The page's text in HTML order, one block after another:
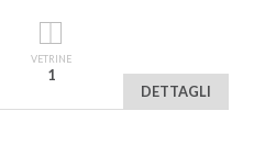
VETRINE
1
DETTAGLI